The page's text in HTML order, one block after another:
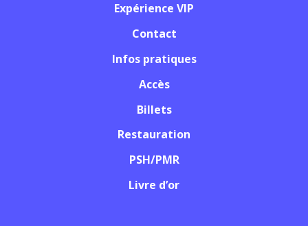
Expérience VIP
Contact
Infos pratiques
Accès
Billets
Restauration
PSH/PMR
Livre d’or